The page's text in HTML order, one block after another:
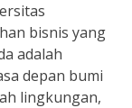
bisnis yang
adalah
depan bumi
lingkungan,